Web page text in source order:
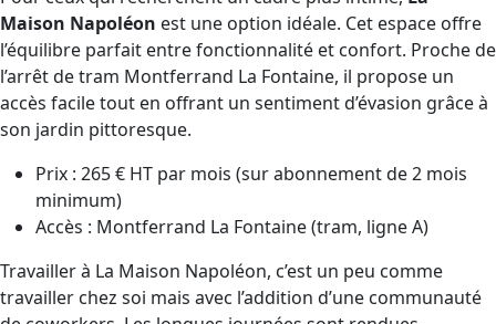
Maison Napoléon est une option idéale. Cet espace offre
l’équilibre parfait entre fonctionnalité et confort. Proche de
l’arrêt de tram Montferrand La Fontaine, il propose un
accès facile tout en offrant un sentiment d’évasion grâce à
son jardin pittoresque.
Prix : 265 € HT par mois (sur abonnement de 2 mois
minimum)
Accès : Montferrand La Fontaine (tram, ligne A)
Travailler à La Maison Napoléon, c’est un peu comme
travailler chez soi mais avec l’addition d’une communauté